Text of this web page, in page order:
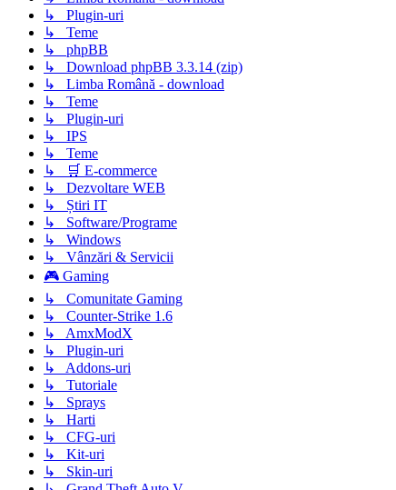
↳ Plugin-uri
↳ Teme
↳ phpBB
↳ Download phpBB 3.3.14 (zip)
↳ Limba Română - download
↳ Teme
↳ Plugin-uri
↳ IPS
↳ Teme
↳ 🛒 E-commerce
↳ Dezvoltare WEB
↳ Știri IT
↳ Software/Programe
↳ Windows
↳ Vânzări & Servicii
🎮 Gaming
↳ Comunitate Gaming
↳ Counter-Strike 1.6
↳ AmxModX
↳ Plugin-uri
↳ Addons-uri
↳ Tutoriale
↳ Sprays
↳ Harti
↳ CFG-uri
↳ Kit-uri
↳ Skin-uri